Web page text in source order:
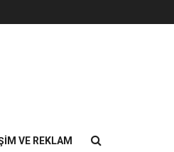
VE REKLAM